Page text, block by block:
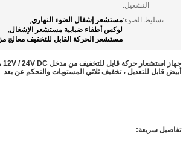
التشغيل:
تسليط الضوء:مستشعر إشغال الضوء النهاري,
لوكس أطفاء ضبابية مستشعر الإشغال,
مستشعر الحركة القابل للتخفيف معالج
أبيض قابل للتعديل ، تخفيف ثلاثي المستويات والتحكم عن بعد
تفاصيل سريعة: